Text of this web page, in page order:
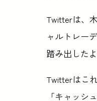
Twitterは、
ャルトレー
踏み出したよ
Twitterはこ
「キャッシ